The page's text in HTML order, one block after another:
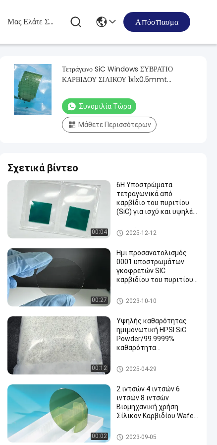
Μας Ελάτε Σε Επαφή Με Απόσπασμα
Τετράγωνο SiC Windows ΣΥΒΡΑΤΙΟ
ΚΑΡΒΙΔΟΥ ΣΙΛΙΚΟΥ 1x1x0.5mmt
Συνομιλία Τώρα
Μάθετε Περισσότερων
Σχετικά βίντεο
00:04
6H Υποστρώματα
τετραγωνικά από
καρβίδιο του πυριτίου
(SiC) για ισχύ και υψηλές
Γκοφρέτα καρβιδίου του πυρ
ιτίου
2025-12-12
00:27
Ημι προσανατολισμός
0001 υποστρωμάτων
γκοφρετών SIC
καρβιδίου του πυριτίου
στρέβλωση ≤50um
Γκοφρέτα καρβιδίου του πυρ
ιτίου
2023-10-10
00:12
Υψηλής καθαρότητας
ημιμονωτική HPSI SiC
Powder/99.9999%
καθαρότητα
Γκοφρέτα καρβιδίου του πυρ
ιτίου
2025-04-29
00:02
2 ιντσών 4 ιντσών 6
ιντσών 8 ιντσών
Βιομηχανική χρήση
Σίλικον Καρβιδίου Wafer
τραχύτητα ≤ 0,2nm
Γκοφρέτα καρβιδίου του πυρ
ιτίου
2023-09-05